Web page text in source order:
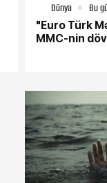
Dünya
Bu
"Euro Türk